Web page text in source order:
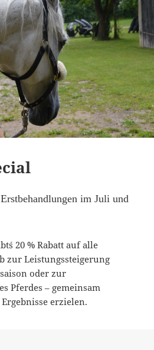
im Juli und
20 % Rabatt auf alle
zur Leistungssteigerung
oder zur
Pferdes – gemeinsam
erzielen.